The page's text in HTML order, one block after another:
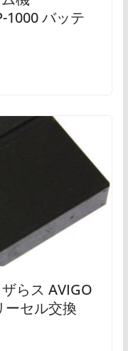
1000 バッテ
らス AVIGO
ーセル交換